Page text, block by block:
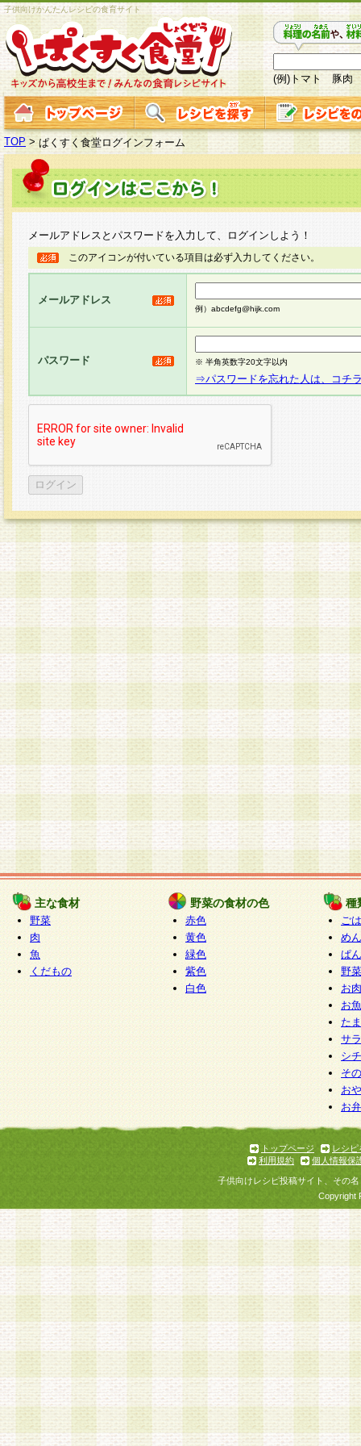
子供向けかんたんレシピの食育サイト
(例)トマト 豚肉
TOP > ぱくすく食堂ログインフォーム
メールアドレスとパスワードを入力して、ログインしよう！
このアイコンが付いている項目は必ず入力してください。
メールアドレス
例）abcdefg@hijk.com
パスワード ※ 半角英数字20文字以内
⇒パスワードを忘れた人は、コチ
主な食材
野菜
肉
魚
くだもの
野菜の食材の色
赤色
黄色
緑色
紫色
白色
種
ご
めん
ぱん
野
お
お
た
サ
シ
そ
お
お
トップページ
レシピ
利用規約
個人情報保
子供向けレシピ投稿サイト、その
Copyright